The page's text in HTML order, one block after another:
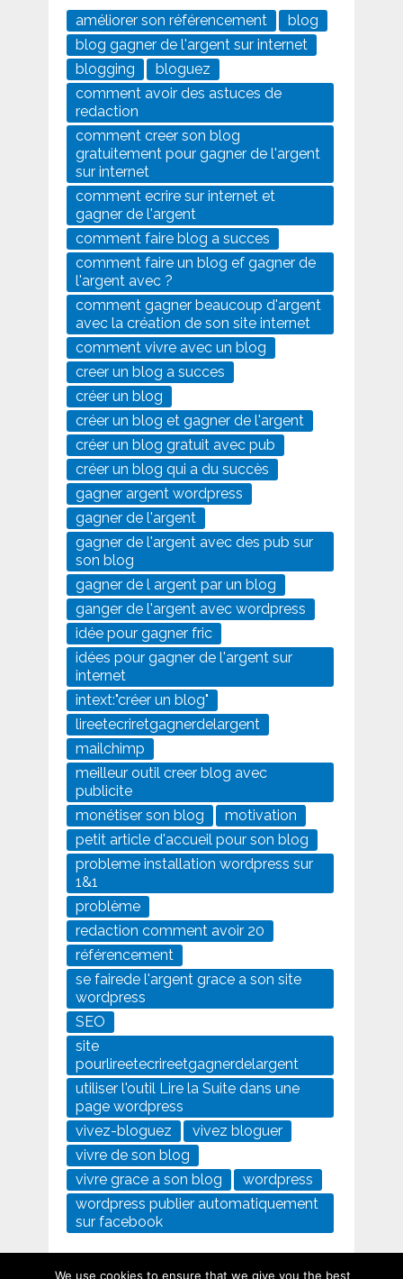
améliorer son référencement
blog
blog gagner de l'argent sur internet
blogging
bloguez
comment avoir des astuces de
redaction
comment creer son blog
gratuitement pour gagner de l'argent
sur internet
comment ecrire sur internet et
gagner de l'argent
comment faire blog a succes
comment faire un blog ef gagner de
l'argent avec ?
comment gagner beaucoup d'argent
avec la création de son site internet
comment vivre avec un blog
creer un blog a succes
créer un blog
créer un blog et gagner de l'argent
créer un blog gratuit avec pub
créer un blog qui a du succès
gagner argent wordpress
gagner de l'argent
gagner de l'argent avec des pub sur
son blog
gagner de l argent par un blog
ganger de l'argent avec wordpress
idée pour gagner fric
idées pour gagner de l'argent sur
internet
intext:"créer un blog"
lireetecriretgagnerdelargent
mailchimp
meilleur outil creer blog avec
publicite
monétiser son blog
motivation
petit article d'accueil pour son blog
probleme installation wordpress sur
1&1
problème
redaction comment avoir 20
référencement
se fairede l'argent grace a son site
wordpress
SEO
site
pourlireetecrireetgagnerdelargent
utiliser l'outil Lire la Suite dans une
page wordpress
vivez-bloguez
vivez bloguer
vivre de son blog
vivre grace a son blog
wordpress
wordpress publier automatiquement
sur facebook
We use cookies to ensure that we give you the best